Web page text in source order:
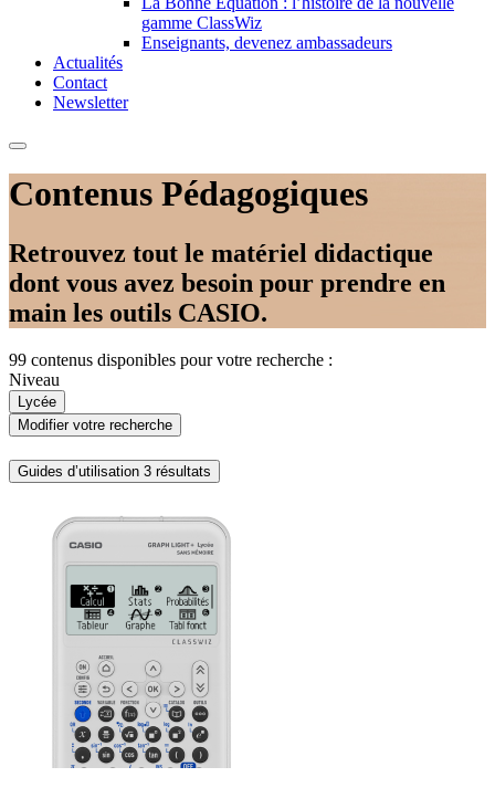
gamme ClassWiz
Enseignants, devenez ambassadeurs
Actualités
Contact
Newsletter
Contenus Pédagogiques
Retrouvez tout le matériel didactique
dont vous avez besoin pour prendre en
main les outils CASIO.
99 contenus disponibles pour votre recherche :
Niveau
Lycée
Modifier votre recherche
Guides d’utilisation 3 résultats